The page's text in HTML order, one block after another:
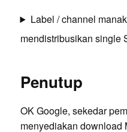
Label / channel
mendistribusikan single
Penutup
OK Google, sekedar
menyediakan download